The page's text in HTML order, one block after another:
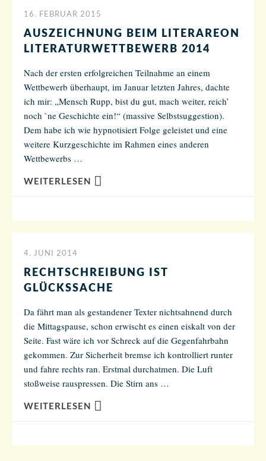
16. FEBRUAR 2015
AUSZEICHNUNG BEIM LITERAREON
LITERATURWETTBEWERB 2014
Nach der ersten erfolgreichen Teilnahme an einem
Wettbewerb überhaupt, im Januar letzten Jahres, dachte
ich mir: „Mensch Rupp, bist du gut, mach weiter, reich’
noch `ne Geschichte ein!“ (massive Selbstsuggestion).
Dem habe ich wie hypnotisiert Folge geleistet und eine
weitere Kurzgeschichte im Rahmen eines anderen
Wettbewerbs …
WEITERLESEN
4. JUNI 2014
RECHTSCHREIBUNG IST
GLÜCKSSACHE
Da fährt man als gestandener Texter nichtsahnend durch
die Mittagspause, schon erwischt es einen eiskalt von der
Seite. Fast wäre ich vor Schreck auf die Gegenfahrbahn
gekommen. Zur Sicherheit bremse ich kontrolliert runter
und fahre rechts ran. Erstmal durchatmen. Die Luft
stoßweise rauspressen. Die Stirn ans …
WEITERLESEN